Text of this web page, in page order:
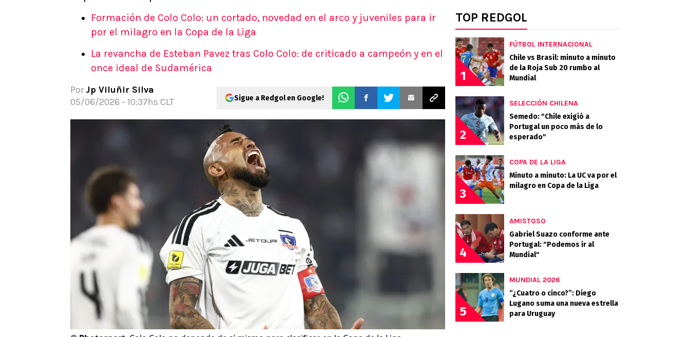
Apuestas Mundial 2026
Formación de Colo Colo: un cortado, novedad en el arco y juveniles para ir
por el milagro en la Copa de la Liga
La revancha de Esteban Pavez tras Colo Colo: de criticado a campeón y en el
once ideal de Sudamérica
Por Jp Viluñir Silva
05/06/2026 - 10:37hs CLT
Sigue a Redgol en Google!
TOP REDGOL
1
FÚTBOL INTERNACIONAL
Chile vs Brasil: minuto a minuto
de la Roja Sub 20 rumbo al
Mundial
2
SELECCIÓN CHILENA
Semedo: "Chile exigió a
Portugal un poco más de lo
esperado"
3
COPA DE LA LIGA
Minuto a minuto: La UC va por el
milagro en Copa de la Liga
4
AMISTOSO
Gabriel Suazo conforme ante
Portugal: "Podemos ir al
Mundial"
5
MUNDIAL 2026
“¿Cuatro o cinco?”: Diego
Lugano suma una nueva estrella
para Uruguay